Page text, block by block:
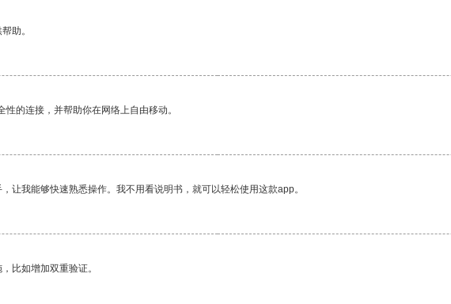
助。
的连接，并帮助你在网络上自由移动。
让我能够快速熟悉操作。我不用看说明书，就可以轻松使用这款app。
比如增加双重验证。